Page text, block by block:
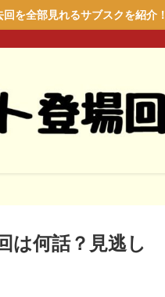
を全部見れるサブスクを紹介！
は何話？見逃し